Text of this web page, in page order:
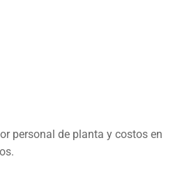
personal de planta y costos en